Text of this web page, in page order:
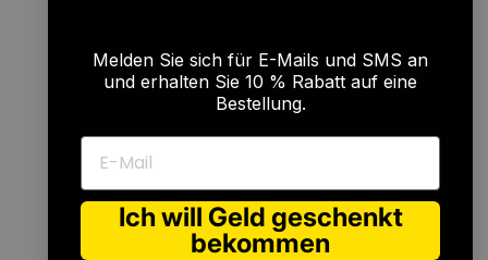
Melden Sie sich für E-Mails und SMS an
und erhalten Sie 10 % Rabatt auf eine
Bestellung.
E-Mail
Ich will Geld geschenkt
bekommen